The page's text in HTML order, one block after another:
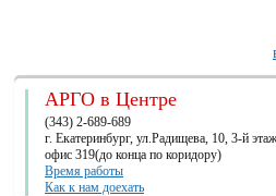
АРГО в Центре
(343) 2-689-689
г. Екатеринбург, ул.Радищева, 10, 3-й
офис 319(до конца по коридору)
Время работы
Как к нам доехать